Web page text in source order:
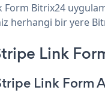
Bitrix24
herhangi bir yere
Link
Link Form